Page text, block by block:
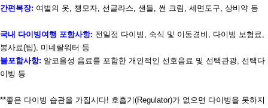
간편복장: 여벌의 옷, 챙모자, 선글라스, 샌들, 썬 크림 , 세면도구, 상비약 등
국내 다이빙여행 포함사항: 전일정 다이빙 , 숙식 및 이동경비 , 다이빙 보험료,
봉사료(팁), 미네랄워터 등
불포함사항: 알코올성 음료를 포함한 개인적인 선호음료 및 선택관광, 선택다
이빙 등
**좋은 다이빙 습관을 가집시다! 호흡기(Regulator)가 없으면 다이빙을 못하지